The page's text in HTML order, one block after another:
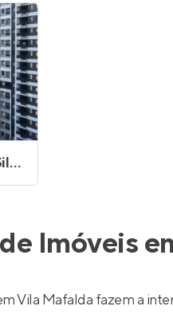
Nailza Gomes da Silva Silvano
Imóveis
Vila Mafalda fazem a